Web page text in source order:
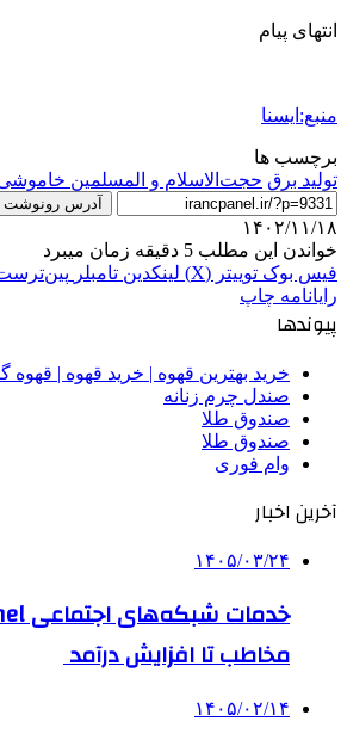
انتهای پیام
منبع:ایسنا
برچسب ها
تولید برق حجت‌الاسلام و المسلمین
آدرس رونوشت
۱۴۰۲/۱۱/۱۸
خواندن این مطلب 5 دقیقه زمان میبرد
فیس بوک توییتر (X) لینکدین ‫تامبلر
رایانامه چاپ
پیوندها
خرید بهترین قهوه | خرید قهوه | قهوه
صندل چرم زنانه
صندوق طلا
صندوق طلا
وام فوری
آخرین اخبار
۱۴۰۵/۰۳/۲۴
مخاطب تا افزایش درآمد
۱۴۰۵/۰۲/۱۴